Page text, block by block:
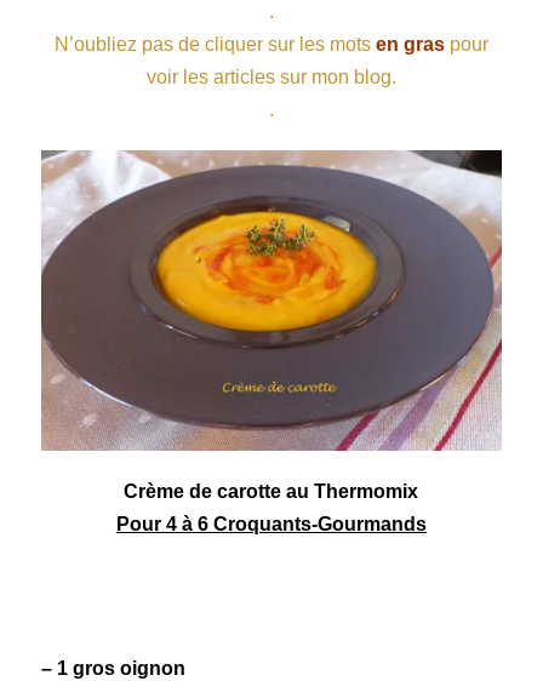
.
N’oubliez pas de cliquer sur les mots en graspour
voir les articles sur mon blog.
.
Crème de carotte au Thermomix
Pour 4 à 6 Croquants-Gourmands
– 1 gros oignon